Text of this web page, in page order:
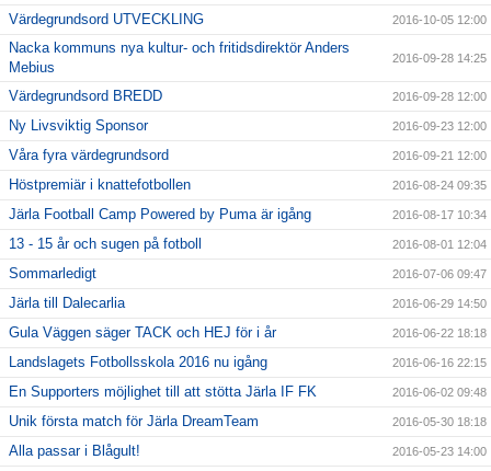
Värdegrundsord UTVECKLING 2016-10-05 12:00
Nacka kommuns nya kultur- och fritidsdirektör Anders
Mebius
2016-09-28 14:25
Värdegrundsord BREDD 2016-09-28 12:00
Ny Livsviktig Sponsor 2016-09-23 12:00
Våra fyra värdegrundsord 2016-09-21 12:00
Höstpremiär i knattefotbollen 2016-08-24 09:35
Järla Football Camp Powered by Puma är igång 2016-08-17 10:34
13 - 15 år och sugen på fotboll 2016-08-01 12:04
Sommarledigt 2016-07-06 09:47
Järla till Dalecarlia 2016-06-29 14:50
Gula Väggen säger TACK och HEJ för i år 2016-06-22 18:18
Landslagets Fotbollsskola 2016 nu igång 2016-06-16 22:15
En Supporters möjlighet till att stötta Järla IF FK 2016-06-02 09:48
Unik första match för Järla DreamTeam 2016-05-30 18:18
Alla passar i Blågult! 2016-05-23 14:00